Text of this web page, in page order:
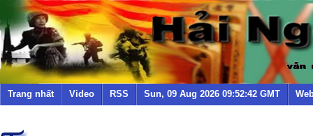
Trang nhất Video RSS Sun, 09 Aug 2026 09:52:42 GMT